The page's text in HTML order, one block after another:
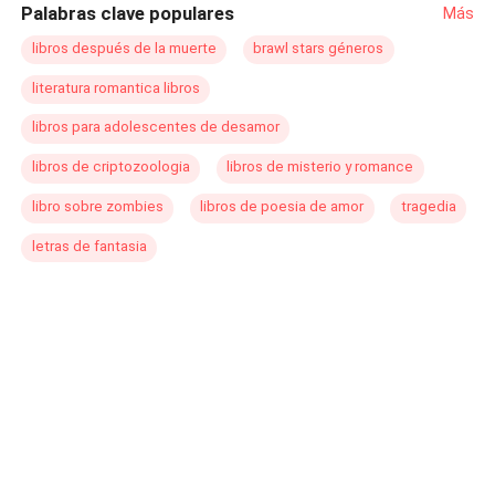
Palabras clave populares Más
libros después de la muerte brawl stars géneros
literatura romantica libros
libros para adolescentes de desamor
libros de criptozoologia libros de misterio y romance
libro sobre zombies libros de poesia de amor tragedia
letras de fantasia